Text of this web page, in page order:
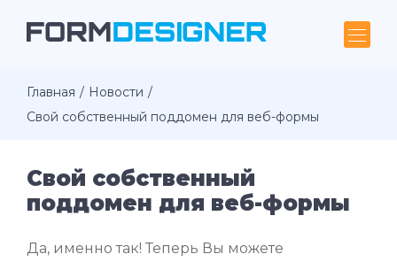
Главная
Новости
Свой собственный поддомен для веб-формы
Свой собственный
поддомен для веб-формы
Да, именно так! Теперь Вы можете